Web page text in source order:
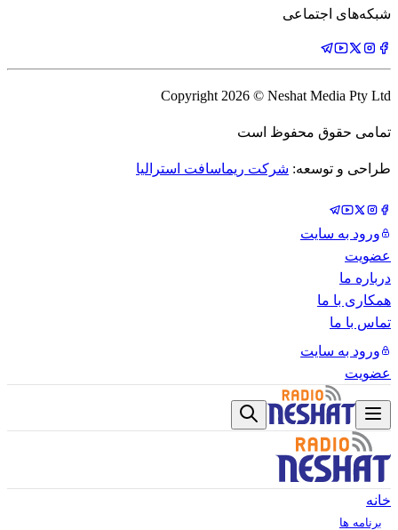
شبکه‌های اجتماعی
Copyright 2026 © Neshat Media Pty Ltd
تمامی حقوق محفوظ است
طراحی و توسعه: شرکت ریماسافت استرالیا
ورود به سایت
عضویت
درباره ما
همکاری با ما
تماس با ما
ورود به سایت
عضویت
خانه
برنامه ها